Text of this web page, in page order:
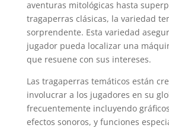
aventuras mitológicas hasta
tragaperras clásicas, la variedad
sorprendente. Esta variedad
jugador pueda localizar una
que resuene con sus intereses.
Las tragaperras temáticos están
involucrar a los jugadores en su
frecuentemente incluyendo
efectos sonoros, y funciones